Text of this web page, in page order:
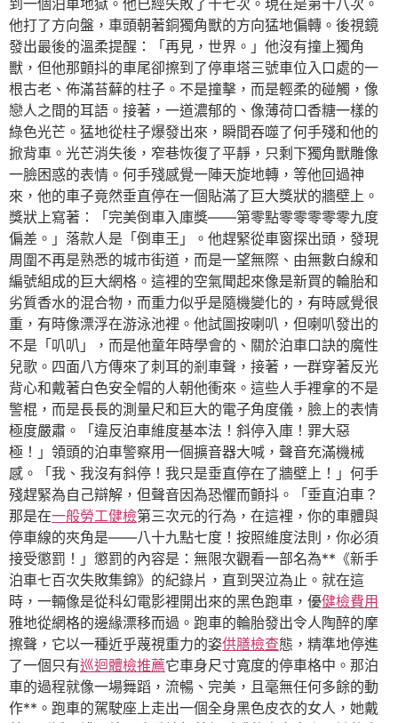
到一個泊車地獄。他已經失敗了十七次。現在是第十八次。
他打了方向盤，車頭朝著銅獨角獸的方向猛地偏轉。後視鏡
發出最後的溫柔提醒：「再見，世界。」他沒有撞上獨角
獸，但他那顫抖的車尾卻擦到了停車塔三號車位入口處的一
根古老、佈滿苔蘚的柱子。不是撞擊，而是輕柔的碰觸，像
戀人之間的耳語。接著，一道濃郁的、像薄荷口香糖一樣的
綠色光芒。猛地從柱子爆發出來，瞬間吞噬了何手殘和他的
掀背車。光芒消失後，窄巷恢復了平靜，只剩下獨角獸雕像
一臉困惑的表情。何手殘感覺一陣天旋地轉，等他回過神
來，他的車子竟然垂直停在一個貼滿了巨大獎狀的牆壁上。
獎狀上寫著：「完美倒車入庫獎——第零點零零零零零九度
偏差。」落款人是「倒車王」。他趕緊從車窗探出頭，發現
周圍不再是熟悉的城市街道，而是一望無際、由無數白線和
編號組成的巨大網格。這裡的空氣聞起來像是新買的輪胎和
劣質香水的混合物，而重力似乎是隨機變化的，有時感覺很
重，有時像漂浮在游泳池裡。他試圖按喇叭，但喇叭發出的
不是「叭叭」，而是他童年時學會的、關於泊車口訣的魔性
兒歌。四面八方傳來了刺耳的剎車聲，接著，一群穿著反光
背心和戴著白色安全帽的人朝他衝來。這些人手裡拿的不是
警棍，而是長長的測量尺和巨大的電子角度儀，臉上的表情
極度嚴肅。「違反泊車維度基本法！斜停入庫！罪大惡
極！」領頭的泊車警察用一個擴音器大喊，聲音充滿機械
感。「我、我沒有斜停！我只是垂直停在了牆壁上！」何手
殘趕緊為自己辯解，但聲音因為恐懼而顫抖。「垂直泊車？
那是在一般勞工健檢第三次元的行為，在這裡，你的車體與
停車線的夾角是——八十九點七度！按照維度法則，你必須
接受懲罰！」懲罰的內容是：無限次觀看一部名為**《新手
泊車七百次失敗集錦》的紀錄片，直到哭泣為止。就在這
時，一輛像是從科幻電影裡開出來的黑色跑車，優健檢費用
雅地從網格的邊緣漂移而過。跑車的輪胎發出令人陶醉的摩
擦聲，它以一種近乎蔑視重力的姿供膳檢查態，精準地停進
了一個只有巡迴體檢推薦它車身尺寸寬度的停車格中。那泊
車的過程就像一場舞蹈，流暢、完美，且毫無任何多餘的動
作**。跑車的駕駛座上走出一個全身黑色皮衣的女人，她戴